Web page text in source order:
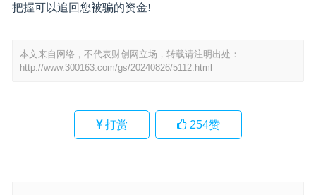
把握可以追回您被骗的资金!
本文来自网络，不代表财创网立场，转载请注明出处：
http://www.300163.com/gs/20240826/5112.html
打赏 254赞